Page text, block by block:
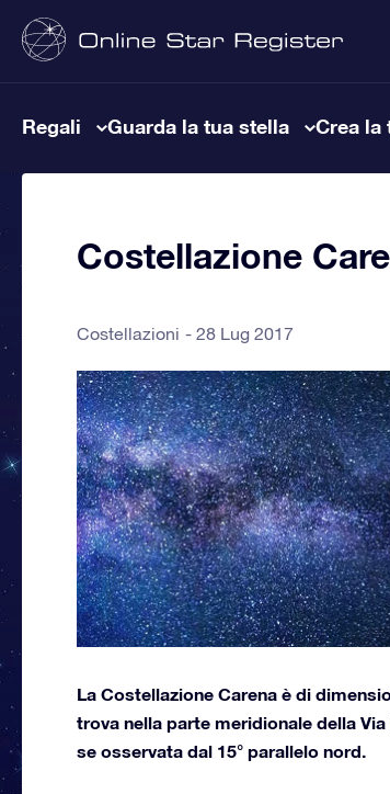
Regali Guarda la tua stella Crea la
Costellazione
Costellazioni 28 Lug 2017
La Costellazione Carena è di
trova nella parte meridionale della
se osservata dal 15° parallelo nord.